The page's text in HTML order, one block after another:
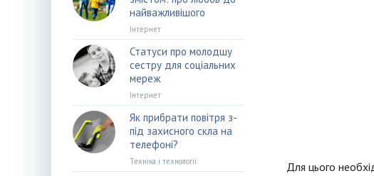
Для цього
найважливішого
Інтернет
Статуси про молодшу
сестру для соціальних
мереж
Інтернет
Як прибрати повітря з-
під захисного скла на
телефоні?
Техніка і технології